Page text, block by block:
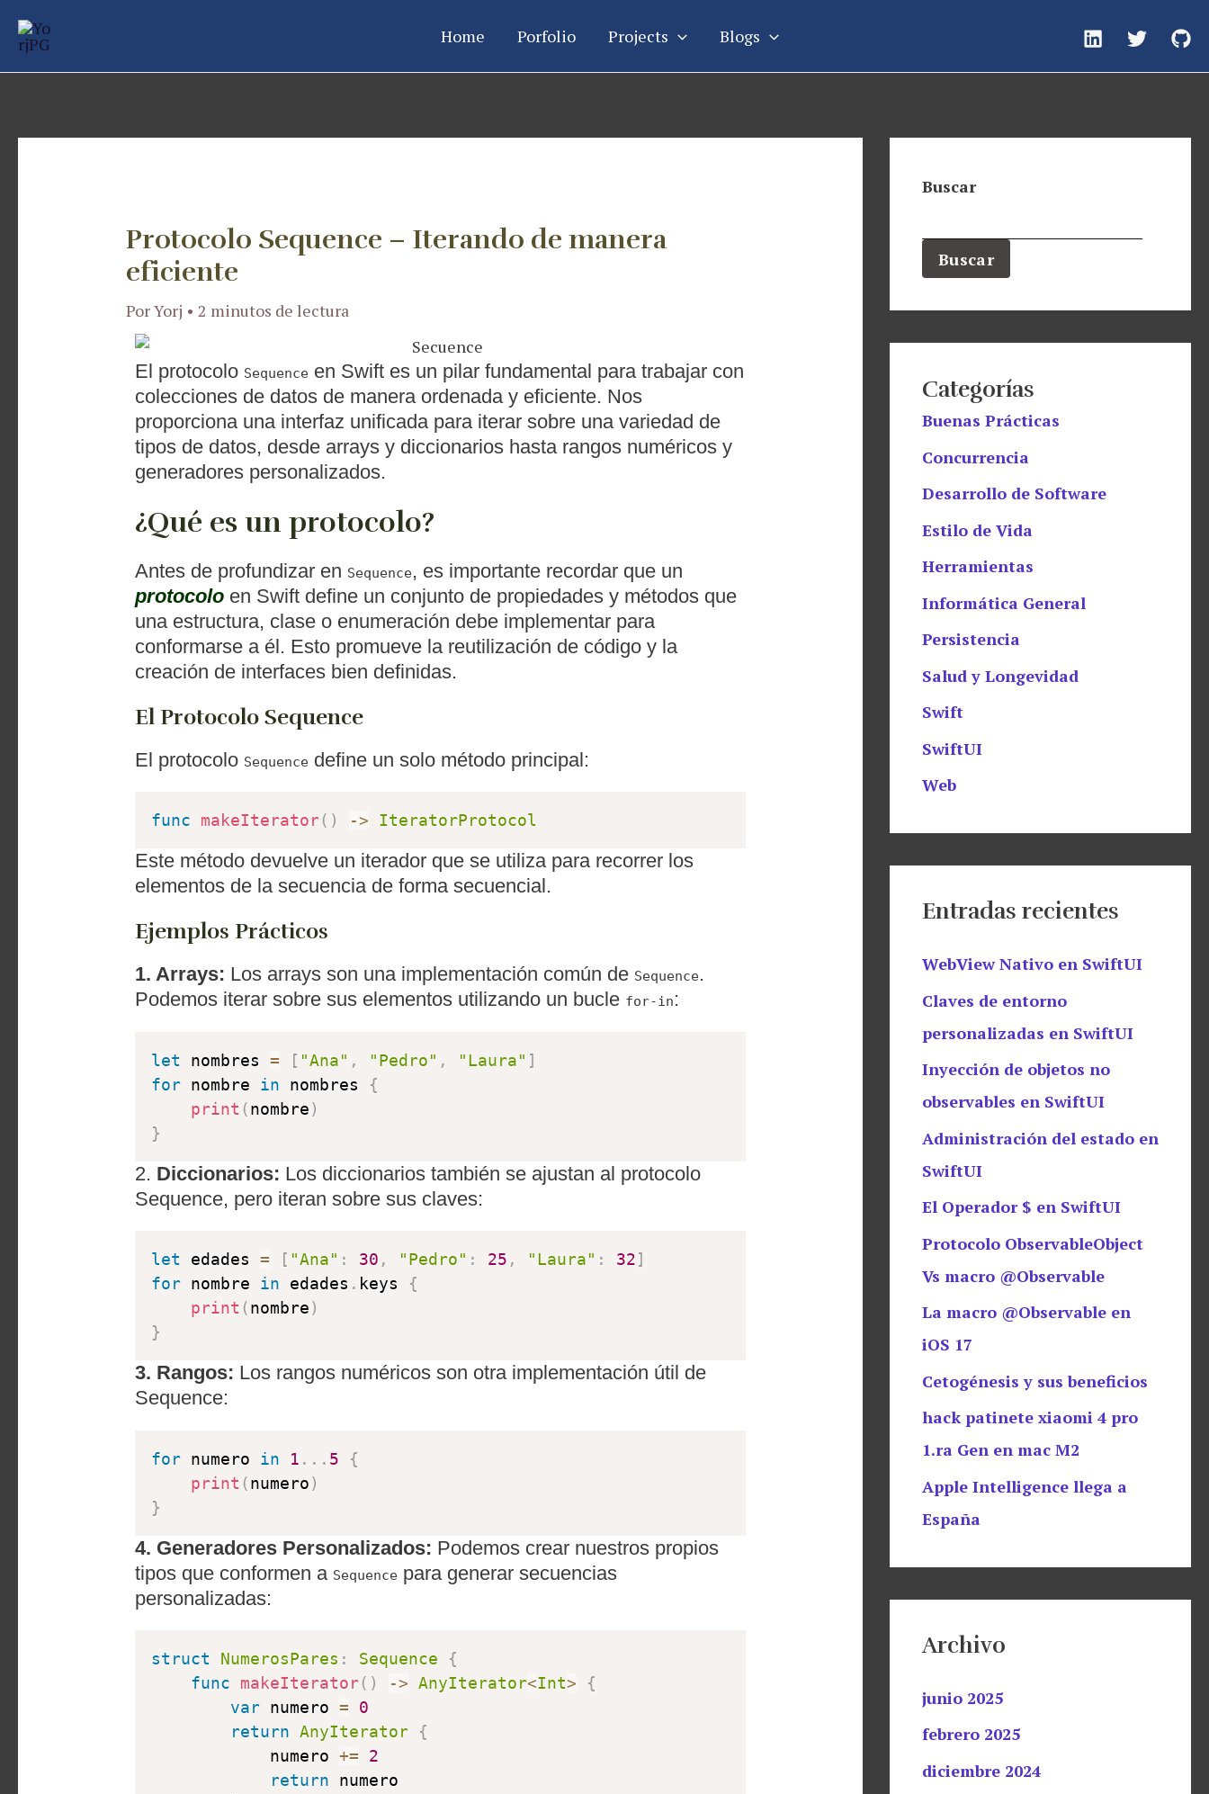
Home Porfolio Projects Blogs
Protocolo Sequence – Iterando de manera
eficiente
PorYorj •2 minutos de lectura
El protocolo Sequence en Swift es un pilar fundamental para trabajar con
colecciones de datos de manera ordenada y eficiente. Nos
proporciona una interfaz unificada para iterar sobre una variedad de
tipos de datos, desde arrays y diccionarios hasta rangos numéricos y
generadores personalizados.
¿Qué es un protocolo?
Antes de profundizar en Sequence, es importante recordar que un
protocolo en Swift define un conjunto de propiedades y métodos que
una estructura, clase o enumeración debe implementar para
conformarse a él. Esto promueve la reutilización de código y la
creación de interfaces bien definidas.
El Protocolo Sequence
El protocolo Sequence define un solo método principal:
func makeIterator( ) -> IteratorProtocol
Este método devuelve un iterador que se utiliza para recorrer los
elementos de la secuencia de forma secuencial.
Ejemplos Prácticos
1. Arrays: Los arrays son una implementación común de Sequence.
Podemos iterar sobre sus elementos utilizando un bucle for-in:
let nombres = [ "Ana" , "Pedro" , "Laura" ]
for nombre in nombres {
print (nombre)
}
2. Diccionarios: Los diccionarios también se ajustan al protocolo
Sequence, pero iteran sobre sus claves:
let edades = [ "Ana" : 30 , "Pedro" : 25 , "Laura" : 32]
for nombre in edades . keys {
print (nombre)
}
3. Rangos: Los rangos numéricos son otra implementación útil de
Sequence:
for numero in 1 . . . 5
{
print (numero)
}
4. Generadores Personalizados: Podemos crear nuestros propios
tipos que conformen a Sequence para generar secuencias
personalizadas:
struct NumerosPares : Sequence
{
func
makeIterator( ) -> AnyIterator<Int>
{
var numero =
0
return AnyIterator
{
            numero
+=
2
return numero
de
Buscar
Buscar
Categorías
Buenas Prácticas
Concurrencia
Desarrollo de Software
Estilo de Vida
Herramientas
Informática General
Persistencia
Salud y Longevidad
Swift
SwiftUI
Web
Entradas recientes
WebView Nativo en SwiftUI
Claves de entorno
personalizadas en SwiftUI
Inyección de objetos no
observables en SwiftUI
Administración del estado en
SwiftUI
El Operador $ en SwiftUI
Protocolo ObservableObject
Vs macro @Observable
La macro @Observable en
iOS 17
Cetogénesis y sus beneficios
hack patinete xiaomi 4 pro
1.ra Gen en mac M2
Apple Intelligence llega a
España
Archivo
junio 2025
febrero 2025
diciembre 2024